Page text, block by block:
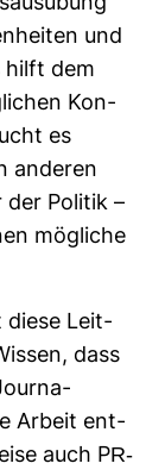
und
hilft dem
Kon­
es
anderen
der Politik –
mög­liche
diese Leit­
dass
Arbeit ent­
auch PR-​